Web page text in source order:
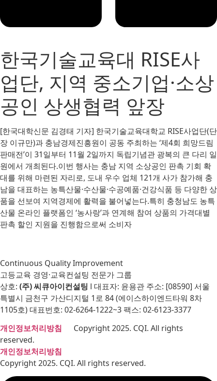
한국기술교육대 RISE사
업단, 지역 중소기업·소상
공인 상생협력 앞장
[한국대학신문 김경태 기자] 한국기술교육대학교 RISE사업단(단
장 이규만)과 충남경제진흥원이 공동 주최하는 ‘제4회 희망드림
판매전’이 31일부터 11월 2일까지 독립기념관 광복의 큰 다리 일
원에서 개최된다.이번 행사는 충남 지역 소상공인 판촉 기회 확
대를 위해 마련된 자리로, 도내 우수 업체 121개 사가 참가해 충
남을 대표하는 농특산물·수산물·수공예품·건강식품 등 다양한 상
품을 선보여 지역경제에 활력을 불어넣는다.특히 충청남도 농특
산물 온라인 플랫폼인 ‘농사랑’과 연계해 참여 상품의 가격대별
판촉 할인 지원을 진행함으로써 소비자
Continuous Quality Improvement
고등교육 경영·교육컨설팅 전문가 그룹
상호: (주) 씨큐아이컨설팅 l 대표자: 윤용관 주소: [08590] 서울
특별시 금천구 가산디지털 1로 84 (에이스하이엔드타워 8차
1105호) 대표번호: 02-6264-1222~3 팩스: 02-6123-3377
개인정보처리방침 Copyright 2025. CQI. All rights
reserved.
개인정보처리방침
Copyright 2025. CQI. All rights reserved.